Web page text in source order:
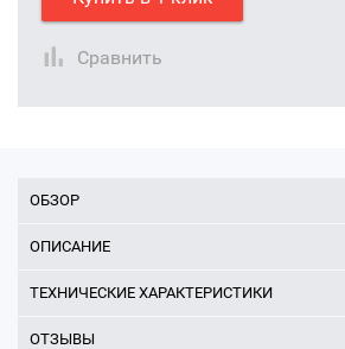
Сравнить
ОБЗОР
ОПИСАНИЕ
ТЕХНИЧЕСКИЕ ХАРАКТЕРИСТИКИ
ОТЗЫВЫ